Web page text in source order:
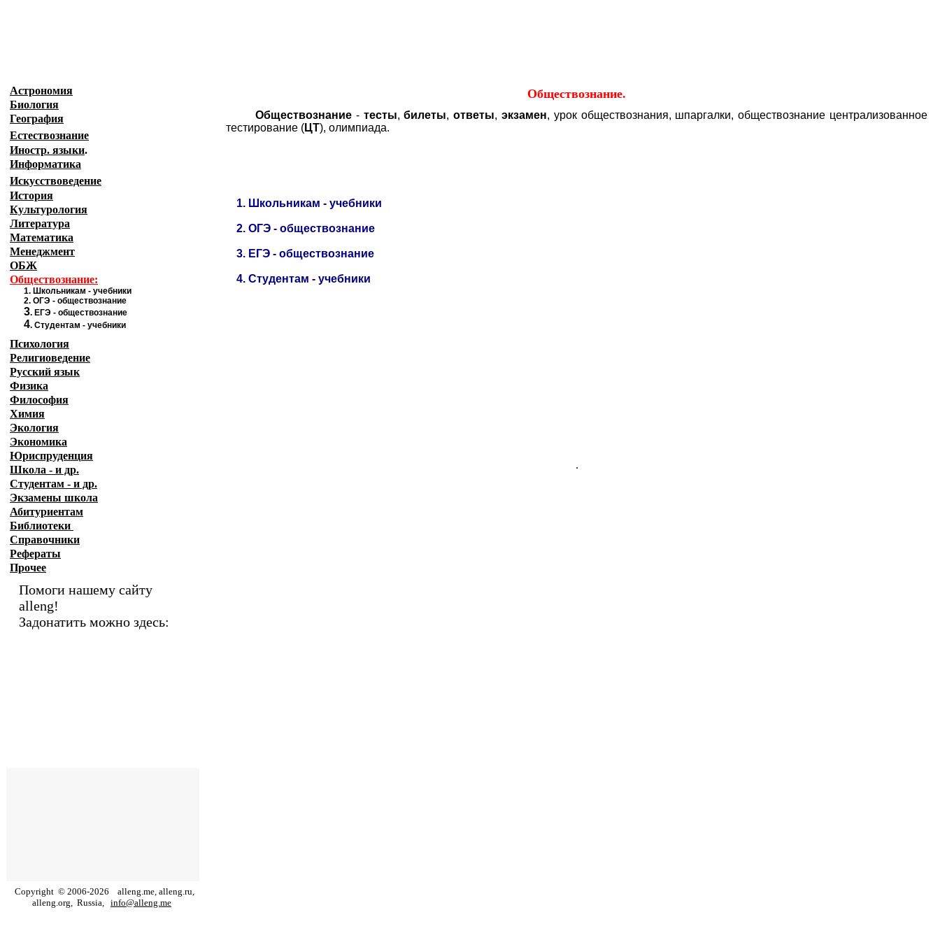
Обществознание.
Обществознание - тесты,билеты,ответы,экзамен, урок обществознания, шпаргалки, обществознание централизованное
тестирование (ЦТ), олимпиада.
1. Школьникам - учебники
2.ОГЭ - обществознание
3. ЕГЭ - обществознание
4.Студентам - учебники
.
Астрономия
Биология
География
Естествознание
Иностр. языки.
Информатика
Искусствоведение
История
Культурология
Литература
Математика
Менеджмент
ОБЖ
Обществознание:
1. Школьникам - учебники
2. ОГЭ - обществознание
3. ЕГЭ - обществознание
4. Студентам - учебники
Психология
Религиоведение
Русский язык
Физика
Философия
Химия
Экология
Экономика
Юриспруденция
Школа - и др.
Студентам - и др.
Экзамены школа
Абитуриентам
Библиотеки
Справочники
Рефераты
Прочее
Помоги нашему сайту
alleng!
Задонатить можно здесь:
Copyright © 2006-2026
alleng.me, alleng.ru,
alleng.org, Russia, info@alleng.me